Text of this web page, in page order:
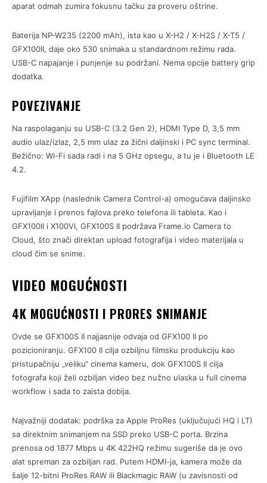
aparat odmah zumira fokusnu tačku za proveru oštrine.
Baterija NP-W235 (2200 mAh), ista kao u X-H2 / X-H2S / X-T5 /
GFX100II, daje oko 530 snimaka u standardnom režimu rada.
USB-C napajanje i punjenje su podržani. Nema opcije battery grip
dodatka.
POVEZIVANJE
Na raspolaganju su USB-C (3.2 Gen 2), HDMI Type D, 3,5 mm
audio ulaz/izlaz, 2,5 mm ulaz za žični daljinski i PC sync terminal.
Bežično: Wi-Fi sada radi i na 5 GHz opsegu, a tu je i Bluetooth LE
4.2.
Fujifilm XApp (naslednik Camera Control-a) omogućava daljinsko
upravljanje i prenos fajlova preko telefona ili tableta. Kao i
GFX100II i X100VI, GFX100S II podržava Frame.io Camera to
Cloud, što znači direktan upload fotografija i video materijala u
cloud čim se snime.
VIDEO MOGUĆNOSTI
4K MOGUĆNOSTI I PRORES SNIMANJE
Ovde se GFX100S II najjasnije odvaja od GFX100 II po
pozicioniranju. GFX100 II cilja ozbiljnu filmsku produkciju kao
pristupačniju „veliku“ cinema kameru, dok GFX100S II cilja
fotografa koji želi ozbiljan video bez nužno ulaska u full cinema
workflow i sada to zaista dobija.
Najvažniji dodatak: podrška za Apple ProRes (uključujući HQ i LT)
sa direktnim snimanjem na SSD preko USB-C porta. Brzina
prenosa od 1877 Mbps u 4K 422HQ režimu sugeriše da je ovo
alat spreman za ozbiljan rad. Putem HDMI-ja, kamera može da
šalje 12-bitni ProRes RAW ili Blackmagic RAW (u zavisnosti od